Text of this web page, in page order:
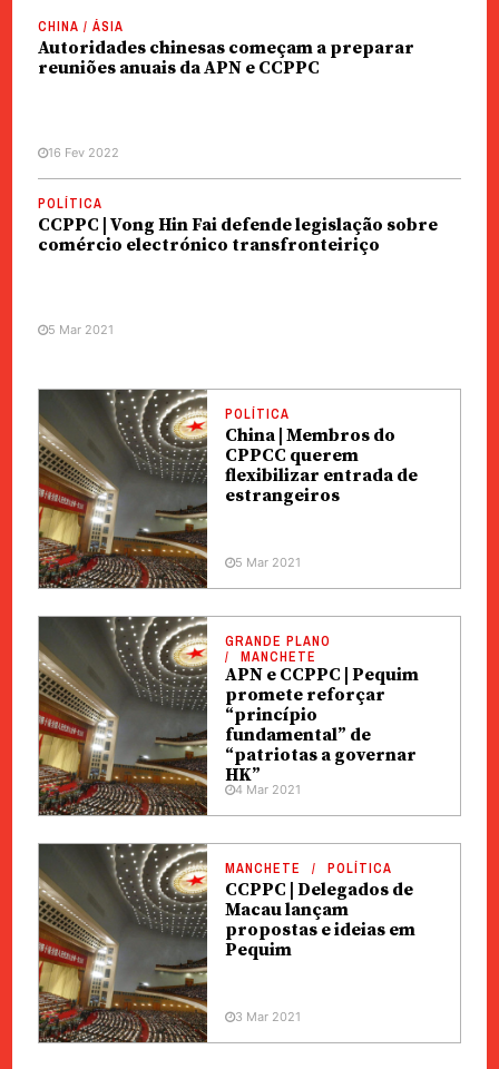
CHINA / ÁSIA
Autoridades chinesas começam a preparar
reuniões anuais da APN e CCPPC
16 Fev 2022
POLÍTICA
CCPPC | Vong Hin Fai defende legislação sobre
comércio electrónico transfronteiriço
5 Mar 2021
POLÍTICA
China | Membros do
CPPCC querem
flexibilizar entrada de
estrangeiros
5 Mar 2021
GRANDE PLANO
MANCHETE
APN e CCPPC | Pequim
promete reforçar
“princípio
fundamental” de
“patriotas a governar
HK”
4 Mar 2021
MANCHETE POLÍTICA
CCPPC | Delegados de
Macau lançam
propostas e ideias em
Pequim
3 Mar 2021